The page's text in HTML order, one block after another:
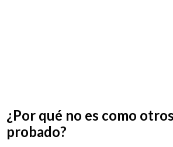
¿Por qué no es como
probado?